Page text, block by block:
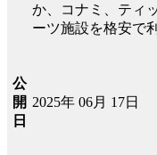
か、コナミ、ティ
ーツ施設を格安で
公
開
日
2025年 06月 17日